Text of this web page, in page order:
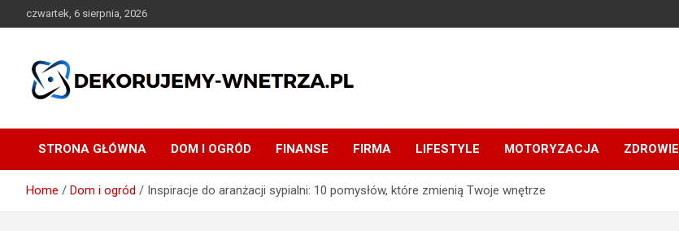
to
czwartek, 6 sierpnia, 2026
dekorujemy-wnetrza.pl
STRONA GŁÓWNA DOM I OGRÓD FINANSE FIRMA LIFESTYLE MOTORYZACJA ZDROWIE
Home Dom i ogród Inspiracje do aranżacji sypialni: 10 pomysłów, które zmienią Twoje wnętrze